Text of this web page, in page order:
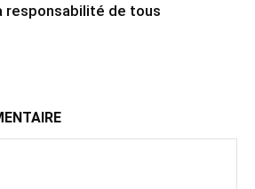
responsabilité de tous